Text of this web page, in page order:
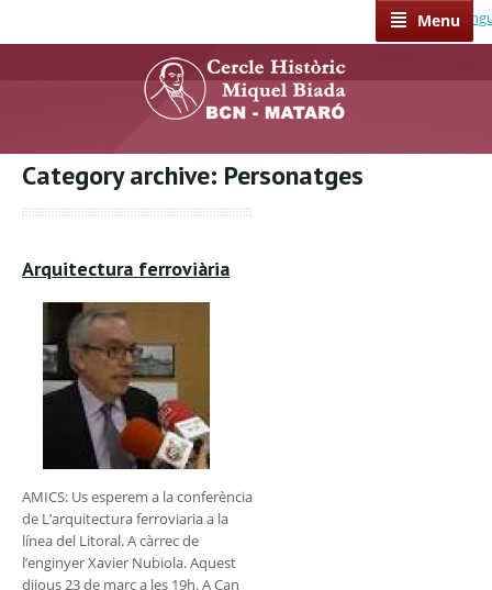
Menu
Select
Category archive: Personatges
Arquitectura ferroviària
AMICS: Us esperem a la conferència
de L’arquitectura ferroviaria a la
línea del Litoral. A càrrec de
l’enginyer Xavier Nubiola. Aquest
dijous 23 de març a les 19h. A Can